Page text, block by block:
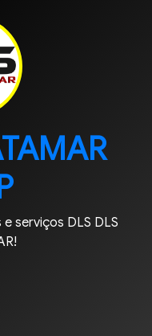
serviços DLS DLS